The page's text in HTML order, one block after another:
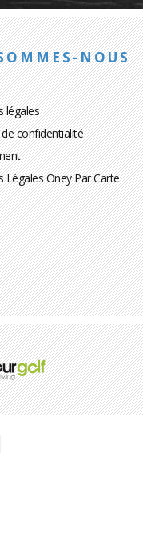
NOUS
légales
confidentialité
Légales Oney Par Carte